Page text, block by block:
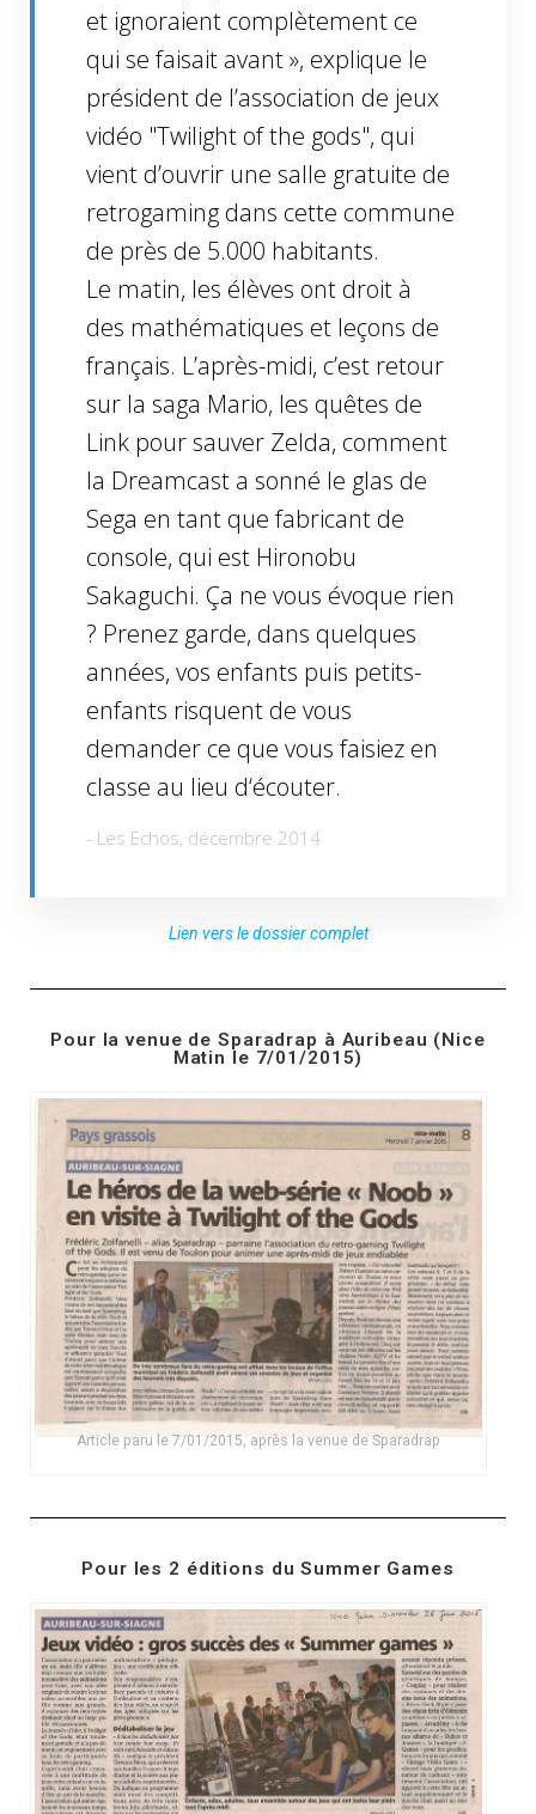
et ignoraient complètement ce
qui se faisait avant », explique le
président de l’association de jeux
vidéo "Twilight of the gods", qui
vient d’ouvrir une salle gratuite de
retrogaming dans cette commune
de près de 5.000 habitants.
Le matin, les élèves ont droit à
des mathématiques et leçons de
français. L’après-midi, c’est retour
sur la saga Mario, les quêtes de
Link pour sauver Zelda, comment
la Dreamcast a sonné le glas de
Sega en tant que fabricant de
console, qui est Hironobu
Sakaguchi. Ça ne vous évoque rien
? Prenez garde, dans quelques
années, vos enfants puis petits-
enfants risquent de vous
demander ce que vous faisiez en
classe au lieu d‘écouter.
- Les Echos, décembre 2014
Lien vers le dossier complet
Pour la venue de Sparadrap à Auribeau (Nice
Matin le 7/01/2015)
Article paru le 7/01/2015, après la venue de Sparadrap
Pour les 2 éditions du Summer Games